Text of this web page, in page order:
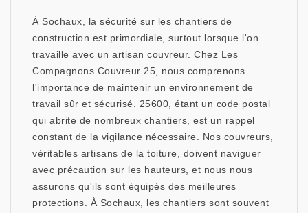
À Sochaux, la sécurité sur les chantiers de
construction est primordiale, surtout lorsque l'on
travaille avec un artisan couvreur. Chez Les
Compagnons Couvreur 25, nous comprenons
l'importance de maintenir un environnement de
travail sûr et sécurisé. 25600, étant un code postal
qui abrite de nombreux chantiers, est un rappel
constant de la vigilance nécessaire. Nos couvreurs,
véritables artisans de la toiture, doivent naviguer
avec précaution sur les hauteurs, et nous nous
assurons qu'ils sont équipés des meilleures
protections. À Sochaux, les chantiers sont souvent